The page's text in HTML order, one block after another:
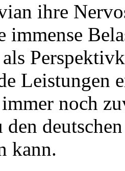
ihre
immense
Leistungen
noch
kann.